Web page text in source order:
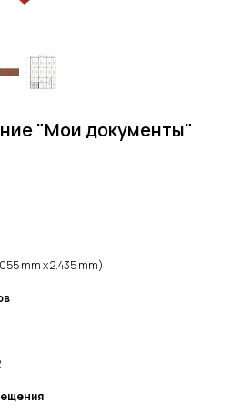
"Мои документы"
mm x 2.435 mm)